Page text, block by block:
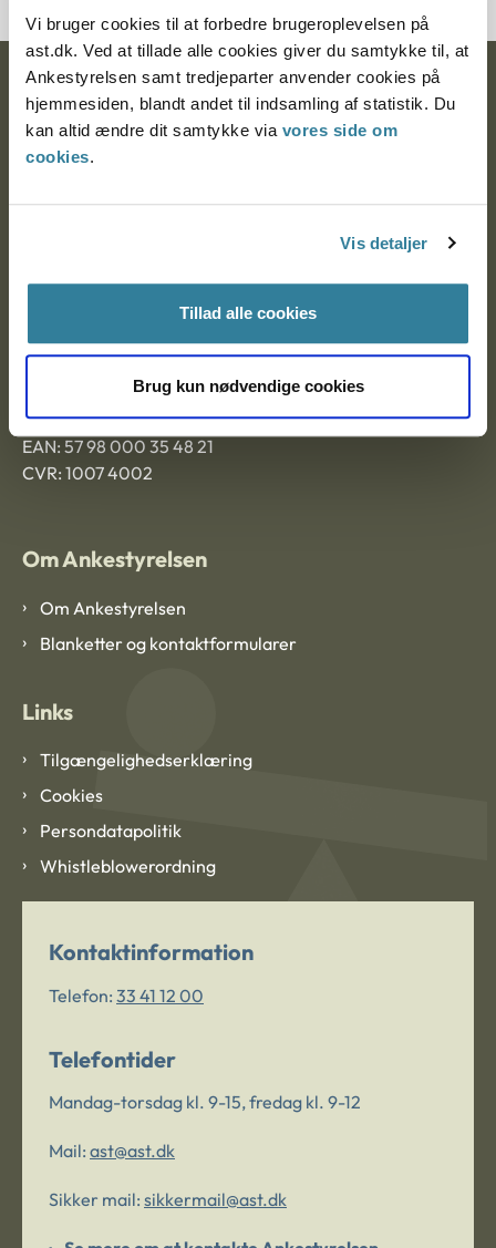
Vi bruger cookies til at forbedre brugeroplevelsen på
ast.dk. Ved at tillade alle cookies giver du samtykke til, at
Ankestyrelsen samt tredjeparter anvender cookies på
hjemmesiden, blandt andet til indsamling af statistik. Du
kan altid ændre dit samtykke via vores side om
cookies.
Vis detaljer
Tillad alle cookies
Brug kun nødvendige cookies
Ankestyrelsen
Postadresse:
9000 Aalborg
Ankestyrelsen København
EAN: 57 98 000 35 48 21
CVR: 1007 4002
Om Ankestyrelsen
Om Ankestyrelsen
Blanketter og kontaktformularer
Links
Tilgængelighedserklæring
Cookies
Persondatapolitik
Whistleblowerordning
Kontaktinformation
Telefon: 33 41 12 00
Telefontider
Mandag-torsdag kl. 9-15, fredag kl. 9-12
Mail: ast@ast.dk
Sikker mail: sikkermail@ast.dk